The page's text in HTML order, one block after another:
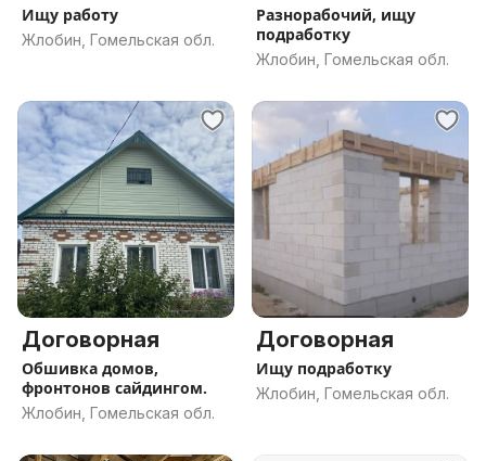
Ищу работу
Жлобин, Гомельская обл.
Разнорабочий, ищу
подработку
Жлобин, Гомельская обл.
Договорная
Обшивка домов,
фронтонов сайдингом.
Жлобин, Гомельская обл.
Договорная
Ищу подработку
Жлобин, Гомельская обл.